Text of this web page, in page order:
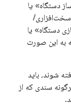
یا
از